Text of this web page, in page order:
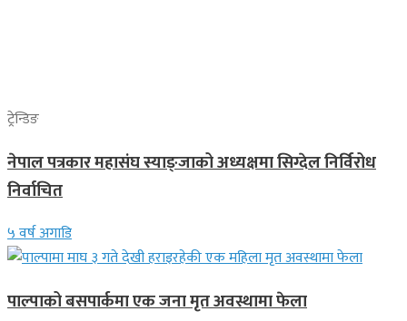
ट्रेन्डिङ
नेपाल पत्रकार महासंघ स्याङ्जाको अध्यक्षमा सिग्देल निर्विरोध
निर्वाचित
५ वर्ष अगाडि
पाल्पाको बसपार्कमा एक जना मृत अवस्थामा फेला